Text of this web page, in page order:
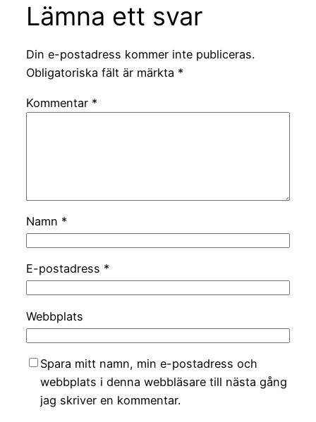
Lämna ett svar
Din e-postadress kommer inte publiceras.
Obligatoriska fält är märkta *
Kommentar *
Namn *
E-postadress *
Webbplats
Spara mitt namn, min e-postadress och
webbplats i denna webbläsare till nästa gång
jag skriver en kommentar.